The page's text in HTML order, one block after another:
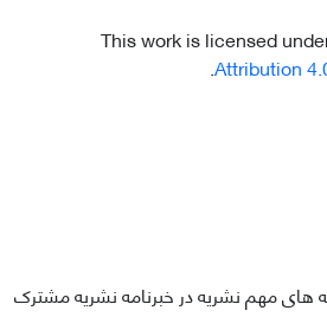
This work is licensed
Attribution
.
های مهم نشریه در خبرنامه نشریه مشترک